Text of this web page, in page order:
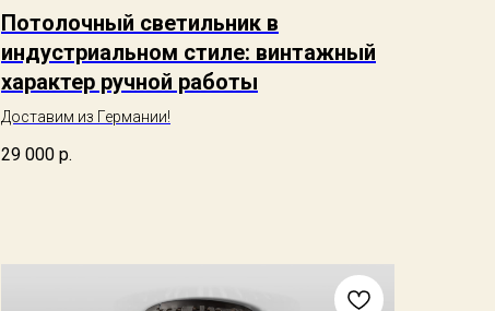
Потолочный светильник в
индустриальном стиле: винтажный
характер ручной работы
Доставим из Германии!
29 000 р.